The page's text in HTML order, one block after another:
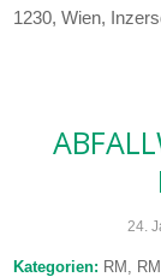
1230, Wien,
24.
Kategorien: RM, RM